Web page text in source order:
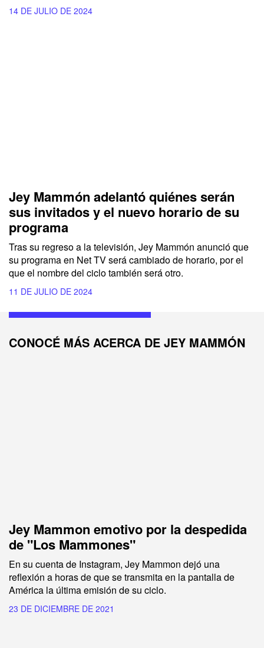
14 DE JULIO DE 2024
Jey Mammón adelantó quiénes serán
sus invitados y el nuevo horario de su
programa
Tras su regreso a la televisión, Jey Mammón anunció que
su programa en Net TVserá cambiado de horario, por el
que el nombre del ciclo también será otro.
11 DE JULIO DE 2024
CONOCÉ MÁS ACERCA DE JEY MAMMÓN
Jey Mammon emotivo por la despedida
de "Los Mammones"
En su cuenta de Instagram, Jey Mammon dejó una
reflexión a horas de que se transmita en la pantalla de
América la última emisión de su ciclo.
23 DE DICIEMBRE DE 2021